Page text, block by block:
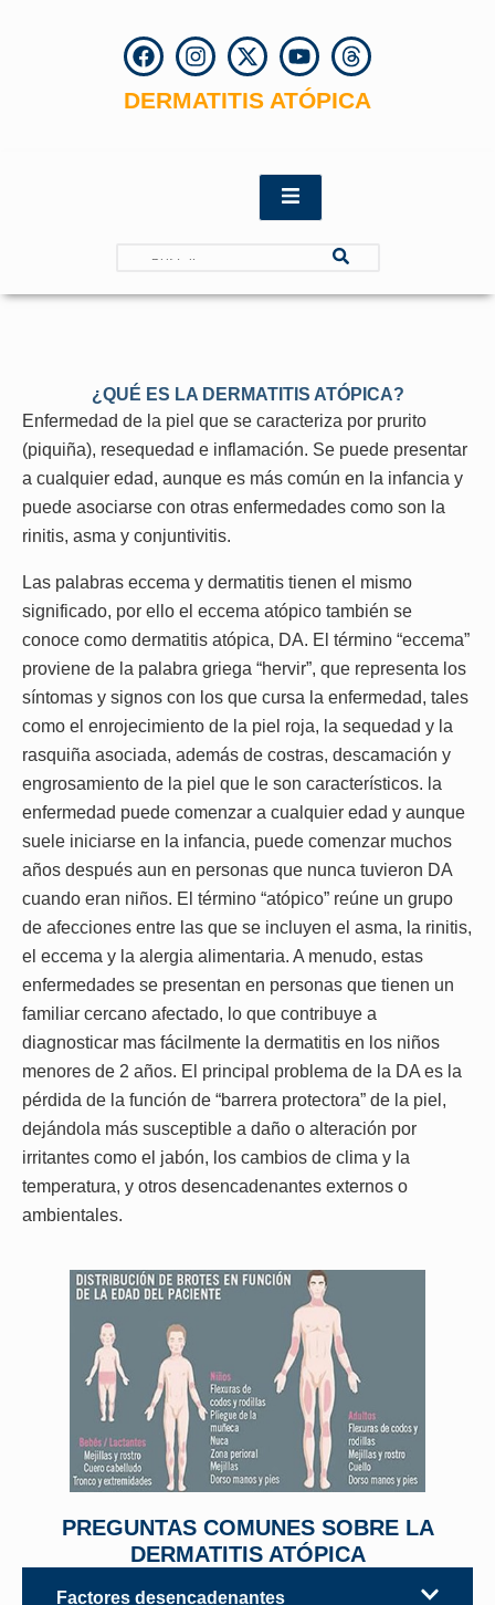
F
a
c
e
I
n
s
t
X
-
t
w
Y
o
u
t
e
T
h
r
e
DERMATITIS ATÓPICA
Search
¿QUÉ ES LA DERMATITIS ATÓPICA?
Enfermedad de la piel que se caracteriza por prurito
(piquiña), resequedad e inflamación. Se puede presentar
a cualquier edad, aunque es más común en la infancia y
puede asociarse con otras enfermedades como son la
rinitis, asma y conjuntivitis.
Las palabras eccema y dermatitis tienen el mismo
significado, por ello el eccema atópico también se
conoce como dermatitis atópica, DA. El término “eccema”
proviene de la palabra griega “hervir”, que representa los
síntomas y signos con los que cursa la enfermedad, tales
como el enrojecimiento de la piel roja, la sequedad y la
rasquiña asociada, además de costras, descamación y
engrosamiento de la piel que le son característicos. la
enfermedad puede comenzar a cualquier edad y aunque
suele iniciarse en la infancia, puede comenzar muchos
años después aun en personas que nunca tuvieron DA
cuando eran niños. El término “atópico” reúne un grupo
de afecciones entre las que se incluyen el asma, la rinitis,
el eccema y la alergia alimentaria. A menudo, estas
enfermedades se presentan en personas que tienen un
familiar cercano afectado, lo que contribuye a
diagnosticar mas fácilmente la dermatitis en los niños
menores de 2 años. El principal problema de la DA es la
pérdida de la función de “barrera protectora” de la piel,
dejándola más susceptible a daño o alteración por
irritantes como el jabón, los cambios de clima y la
temperatura, y otros desencadenantes externos o
ambientales.
PREGUNTAS COMUNES SOBRE LA
DERMATITIS ATÓPICA
Factores desencadenantes